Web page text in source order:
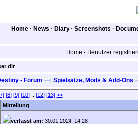
Home · News · Diary · Screenshots ·
Home · Benutzer
dir
- Forum —› Spielsätze, Mods & Add-Ons
[8] [9] [10].. [12] [13] >>
Mitteilung
verfasst am: 30.01.2024, 14:28